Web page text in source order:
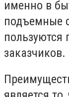
именно в
подъемные
пользуются
заказчиков.